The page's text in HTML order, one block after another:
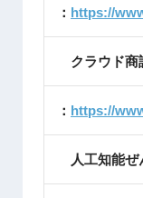
： https://
クラウド商
： https://
人工知能ぜ